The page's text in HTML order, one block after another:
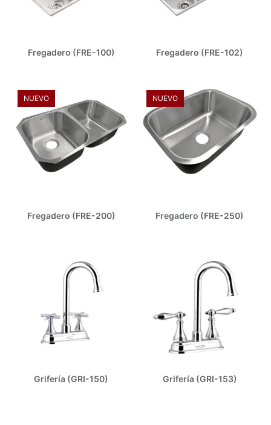
Fregadero (FRE-100) Fregadero (FRE-102)
NUEVO
Fregadero (FRE-200)
NUEVO
Fregadero (FRE-250)
Grifería (GRI-150) Grifería (GRI-153)